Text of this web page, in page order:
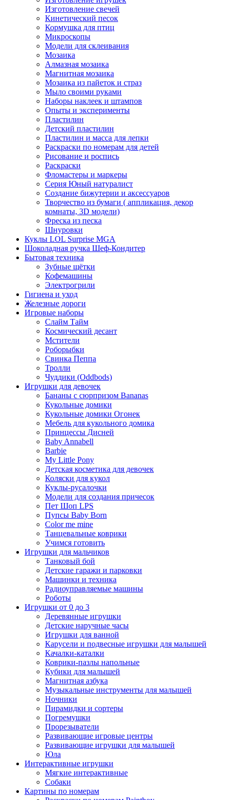
Изготовление свечей
Кинетический песок
Кормушка для птиц
Микроскопы
Модели для склеивания
Мозаика
Алмазная мозаика
Магнитная мозаика
Мозаика из пайеток и страз
Мыло своими руками
Наборы наклеек и штампов
Опыты и эксперименты
Пластилин
Детский пластилин
Пластилин и масса для лепки
Раскраски по номерам для детей
Рисование и роспись
Раскраски
Фломастеры и маркеры
Серия Юный натуралист
Создание бижутерии и аксессуаров
Творчество из бумаги ( аппликация, декор
комнаты, 3D модели)
Фреска из песка
Шнуровки
Куклы LOL Surprise MGA
Шоколадная ручка Шеф-Кондитер
Бытовая техника
Зубные щётки
Кофемашины
Электрогрили
Гигиена и уход
Железные дороги
Игровые наборы
Слайм Тайм
Космический десант
Мстители
Роборыбки
Свинка Пеппа
Тролли
Чуддики (Oddbods)
Игрушки для девочек
Бананы с сюрпризом Bananas
Кукольные домики
Кукольные домики Огонек
Мебель для кукольного домика
Принцессы Дисней
Baby Annabell
Barbie
My Little Pony
Детская косметика для девочек
Коляски для кукол
Куклы-русалочки
Модели для создания причесок
Пет Шоп LPS
Пупсы Baby Born
Сolor me mine
Танцевальные коврики
Учимся готовить
Игрушки для мальчиков
Танковый бой
Детские гаражи и парковки
Машинки и техника
Радиоуправляемые машины
Роботы
Игрушки от 0 до 3
Деревянные игрушки
Детские наручные часы
Игрушки для ванной
Карусели и подвесные игрушки для малышей
Качалки-каталки
Коврики-пазлы напольные
Кубики для малышей
Магнитная азбука
Музыкальные инструменты для малышей
Ночники
Пирамидки и сортеры
Погремушки
Прорезыватели
Развивающие игровые центры
Развивающие игрушки для малышей
Юла
Интерактивные игрушки
Мягкие интерактивные
Собаки
Картины по номерам